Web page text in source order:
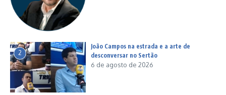
2
João Campos na estrada e a arte de
desconversar no Sertão
6 de agosto de 2026